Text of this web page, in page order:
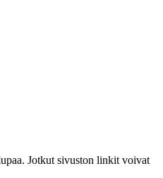
Jotkut sivuston linkit voivat